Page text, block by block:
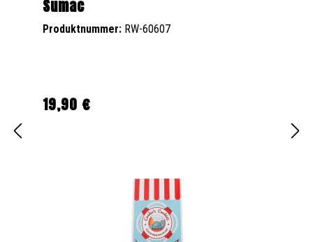
Sumac
Produktnummer: RW-60607
Regulärer Preis:
19,90 €